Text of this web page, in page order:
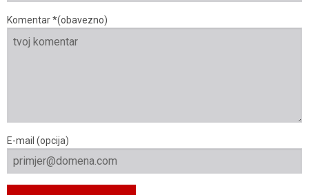
Komentar *(obavezno)
E-mail (opcija)